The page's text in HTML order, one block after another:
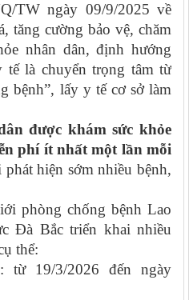
TW ngày 09/9/2025 về
tăng cường bảo vệ, chăm
nhân dân, định hướng
tế là chuyển trọng tâm từ
bệnh”, lấy y tế cơ sở làm
được khám sức khỏe
phí ít nhất một lần mỗi
hiện sớm nhiều bệnh,
phòng chống bệnh Lao
Đà Bắc triển khai nhiều
thể:
từ 19/3/2026 đến ngày